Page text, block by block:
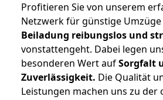
Profitieren Sie von unserem
Netzwerk für günstige
Beiladung reibungslos und
vonstattengeht. Dabei legen
besonderen Wert aufSorgfalt
Zuverlässigkeit. Die Qualität
Leistungen machen uns zu der